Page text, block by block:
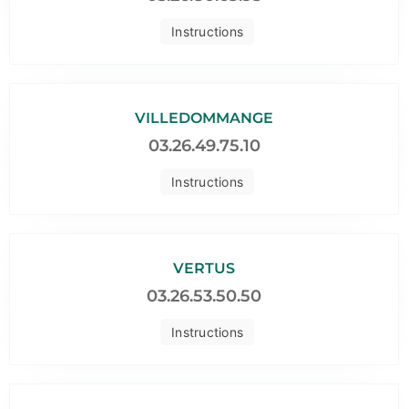
Instructions
Instructions
VILLEDOMMANGE
03.26.49.75.10
Instructions
VERTUS
03.26.53.50.50